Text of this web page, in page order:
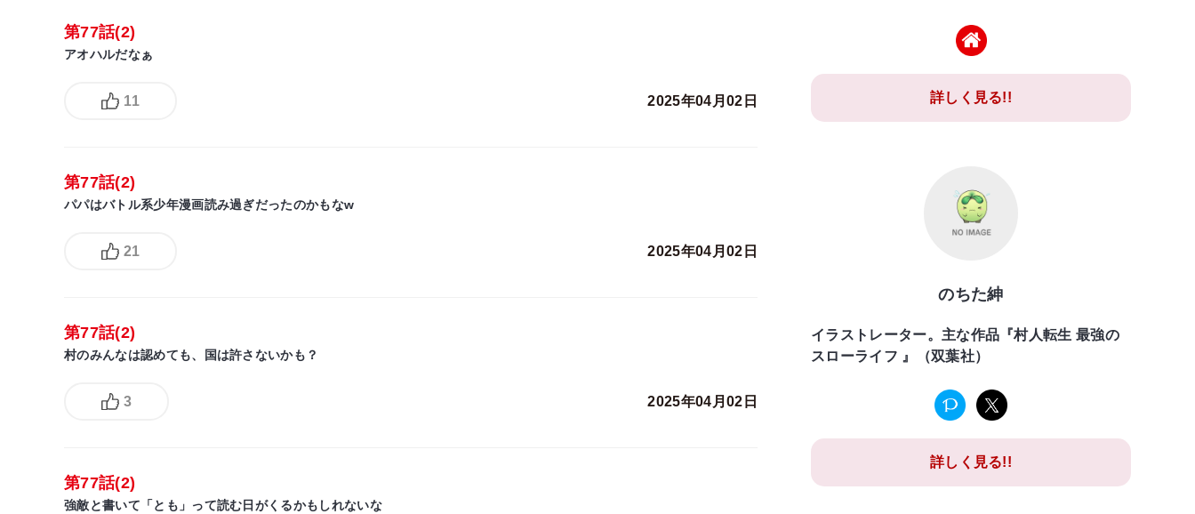
第77話(2)
アオハルだなぁ
11 2025年04月02日
第77話(2)
パパはバトル系少年漫画読み過ぎだったのかもなw
21 2025年04月02日
第77話(2)
村のみんなは認めても、国は許さないかも？
3 2025年04月02日
第77話(2)
強敵と書いて「とも」って読む日がくるかもしれないな
詳しく見る!!
のちた紳
イラストレーター。主な作品『村人転生 最強の
スローライフ 』（双葉社）
詳しく見る!!